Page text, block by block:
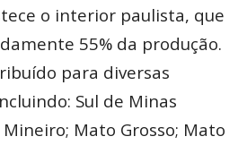
o interior paulista, que
55% da produção.
para diversas
Sul de Minas
Mato Grosso; Mato